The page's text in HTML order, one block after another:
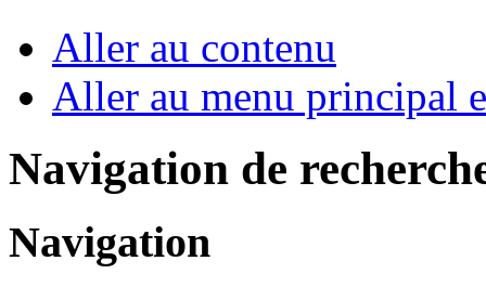
Aller au contenu
Aller au menu principal
Navigation de
Navigation